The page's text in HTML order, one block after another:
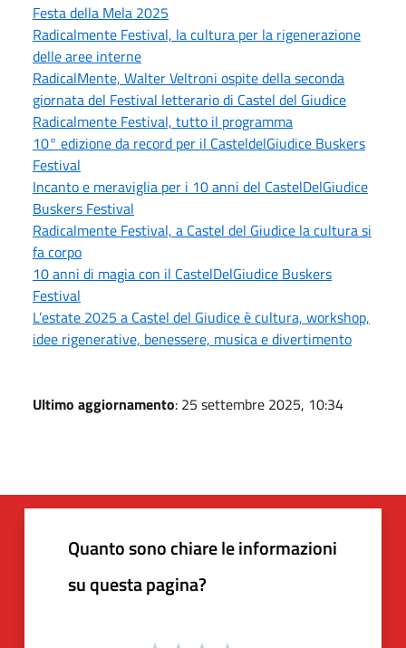
Festa della Mela 2025
Radicalmente Festival, la cultura per la rigenerazione
delle aree interne
RadicalMente, Walter Veltroni ospite della seconda
giornata del Festival letterario di Castel del Giudice
Radicalmente Festival, tutto il programma
10° edizione da record per il CasteldelGiudice Buskers
Festival
Incanto e meraviglia per i 10 anni del CastelDelGiudice
Buskers Festival
Radicalmente Festival, a Castel del Giudice la cultura si
fa corpo
10 anni di magia con il CastelDelGiudice Buskers
Festival
L’estate 2025 a Castel del Giudice è cultura, workshop,
idee rigenerative, benessere, musica e divertimento
Ultimo aggiornamento: 25 settembre 2025, 10:34
Quanto sono chiare le informazioni
su questa pagina?